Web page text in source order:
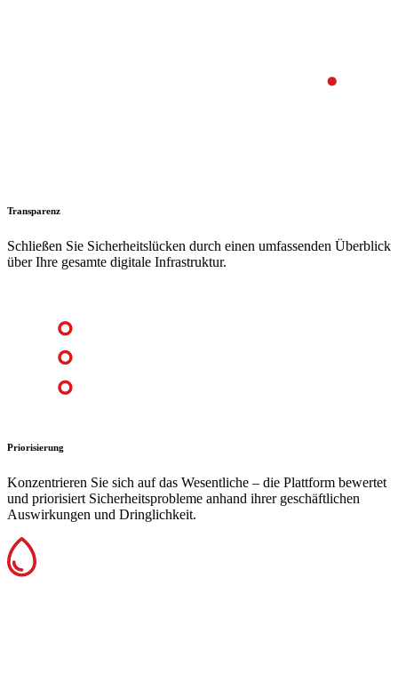
Transparenz
Schließen Sie Sicherheitslücken durch einen umfassenden Überblick
über Ihre gesamte digitale Infrastruktur.
Priorisierung
Konzentrieren Sie sich auf das Wesentliche – die Plattform bewertet
und priorisiert Sicherheitsprobleme anhand ihrer geschäftlichen
Auswirkungen und Dringlichkeit.